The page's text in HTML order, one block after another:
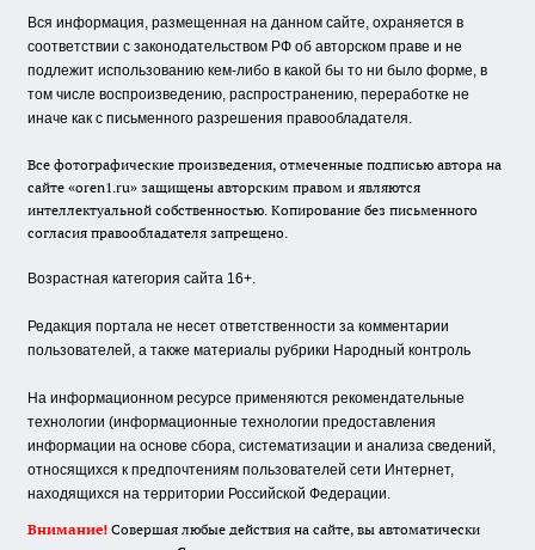
Вся информация, размещенная на данном сайте, охраняется в
соответствии с законодательством РФ об авторском праве и не
подлежит использованию кем-либо в какой бы то ни было форме, в
том числе воспроизведению, распространению, переработке не
иначе как с письменного разрешения правообладателя.
Все фотографические произведения, отмеченные подписью автора на
сайте «oren1.ru» защищены авторским правом и являются
интеллектуальной собственностью. Копирование без письменного
согласия правообладателя запрещено.
Возрастная категория сайта 16+.
Редакция портала не несет ответственности за комментарии
пользователей, а также материалы рубрики Народный контроль
На информационном ресурсе применяются рекомендательные
технологии (информационные технологии предоставления
информации на основе сбора, систематизации и анализа сведений,
относящихся к предпочтениям пользователей сети Интернет,
находящихся на территории Российской Федерации.
Внимание! Совершая любые действия на сайте, вы автоматически